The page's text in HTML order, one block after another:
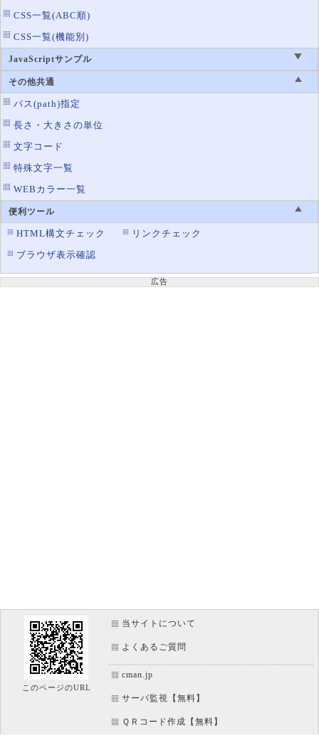
CSS一覧(ABC順)
CSS一覧(機能別)
JavaScriptサンプル
その他共通
パス(path)指定
長さ・大きさの単位
文字コード
特殊文字一覧
WEBカラー一覧
便利ツール
HTML構文チェック
リンクチェック
ブラウザ表示確認
広告
このページのURL
当サイトについて
よくあるご質問
cman.jp
サーバ監視【無料】
ＱＲコード作成【無料】